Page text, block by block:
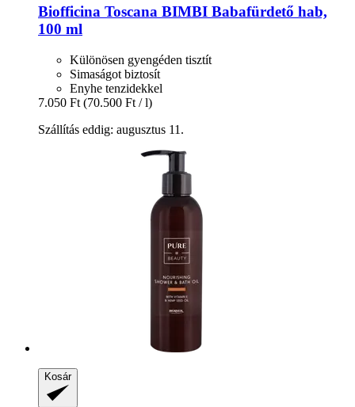
Biofficina Toscana BIMBI Babafürdető hab,
100 ml
Különösen gyengéden tisztít
Simaságot biztosít
Enyhe tenzidekkel
7.050 Ft (70.500 Ft / l)
Szállítás eddig: augusztus 11.
Kosár